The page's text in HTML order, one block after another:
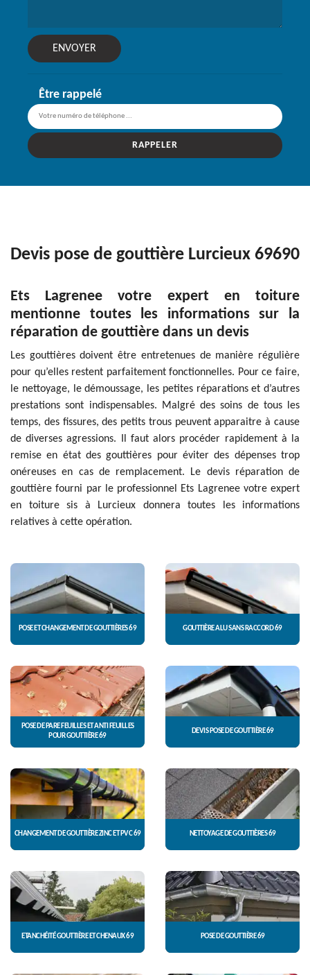
Être rappelé
Devis pose de gouttière Lurcieux 69690
Ets Lagrenee votre expert en toiture
mentionne toutes les informations sur la
réparation de gouttière dans un devis
Les gouttières doivent être entretenues de manière régulière
pour qu’elles restent parfaitement fonctionnelles. Pour ce faire,
le nettoyage, le démoussage, les petites réparations et d’autres
prestations sont indispensables. Malgré des soins de tous les
temps, des fissures, des petits trous peuvent apparaitre à cause
de diverses agressions. Il faut alors procéder rapidement à la
remise en état des gouttières pour éviter des dépenses trop
onéreuses en cas de remplacement. Le devis réparation de
gouttière fourni par le professionnel Ets Lagrenee votre expert
en toiture sis à Lurcieux donnera toutes les informations
relatives à cette opération.
POSE ET CHANGEMENT DE GOUTTIÈRES 69 GOUTTIÈRE ALU SANS RACCORD 69
POSE DE PARE FEUILLES ET ANTI FEUILLES
POUR GOUTTIÈRE 69
DEVIS POSE DE GOUTTIÈRE 69
CHANGEMENT DE GOUTTIÈRE ZINC ET PVC 69 NETTOYAGE DE GOUTTIÈRES 69
ETANCHÉITÉ GOUTTIÈRE ET CHENAUX 69 POSE DE GOUTTIÈRE 69